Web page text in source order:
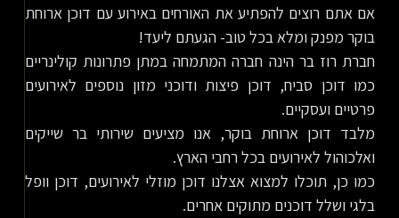
אם אתם רוצים להפתיע את האורחים באירוע עם דוכן ארוחת
בוקר מפנק ומלא בכל טוב- הגעתם ליעד!
חברת רוז בר הינה חברה המתמחה במתן פתרונות קולינריים
כמו דוכן סביח, דוכן פיצות ודוכני מזון נוספים לאירועים
פרטיים ועסקיים.
מלבד דוכן ארוחת בוקר, אנו מציעים שירותי בר שייקים
ואלכוהול לאירועים בכל רחבי הארץ.
כמו כן, תוכלו למצוא אצלנו דוכן מוזלי לאירועים, דוכן וופל
בלגי ושלל דוכנים מתוקים אחרים.